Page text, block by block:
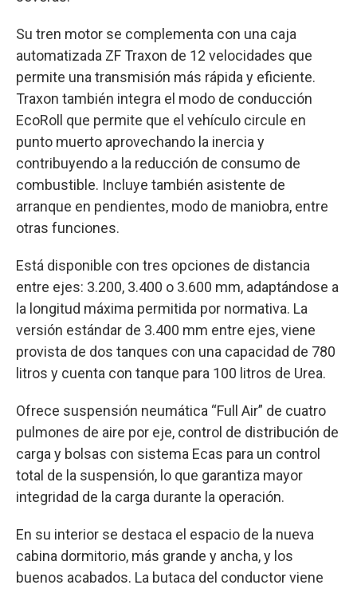
Su tren motor se complementa con una caja
automatizada ZF Traxon de 12 velocidades que
permite una transmisión más rápida y eficiente.
Traxon también integra el modo de conducción
EcoRoll que permite que el vehículo circule en
punto muerto aprovechando la inercia y
contribuyendo a la reducción de consumo de
combustible. Incluye también asistente de
arranque en pendientes, modo de maniobra, entre
otras funciones.
Está disponible con tres opciones de distancia
entre ejes: 3.200, 3.400 o 3.600 mm, adaptándose a
la longitud máxima permitida por normativa. La
versión estándar de 3.400 mm entre ejes, viene
provista de dos tanques con una capacidad de 780
litros y cuenta con tanque para 100 litros de Urea.
Ofrece suspensión neumática “Full Air” de cuatro
pulmones de aire por eje, control de distribución de
carga y bolsas con sistema Ecas para un control
total de la suspensión, lo que garantiza mayor
integridad de la carga durante la operación.
En su interior se destaca el espacio de la nueva
cabina dormitorio, más grande y ancha, y los
buenos acabados. La butaca del conductor viene